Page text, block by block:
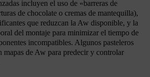
incluyen el uso de «barreras de
de chocolate o cremas de mantequilla),
que reduzcan la Aw disponible, y la
del montaje para minimizar el tiempo de
incompatibles. Algunos pasteleros
mapas de Aw para predecir y controlar